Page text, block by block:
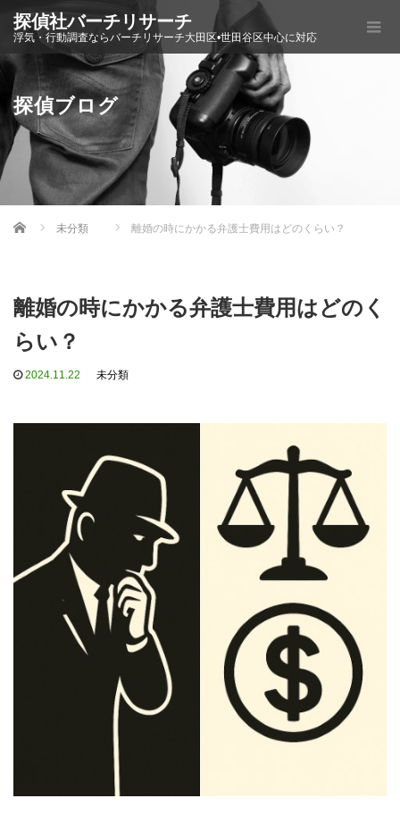
探偵社バーチリサーチ
浮気・行動調査ならバーチリサーチ大田区•世田谷区中心に対応
探偵ブログ
Home 未分類 離婚の時にかかる弁護士費用はどのくらい？
離婚の時にかかる弁護士費用はどのく
らい？
2024.11.22 未分類